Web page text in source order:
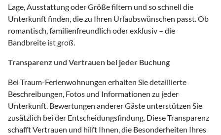
Lage, Ausstattung oder Größe filtern und so schnell die
Unterkunft finden, die zu Ihren Urlaubswünschen passt. Ob
romantisch, familienfreundlich oder exklusiv – die
Bandbreite ist groß.
Transparenz und Vertrauen bei jeder Buchung
Bei Traum-Ferienwohnungen erhalten Sie detaillierte
Beschreibungen, Fotos und Informationen zu jeder
Unterkunft. Bewertungen anderer Gäste unterstützen Sie
zusätzlich bei der Entscheidungsfindung. Diese Transparenz
schafft Vertrauen und hilft Ihnen, die Besonderheiten Ihres